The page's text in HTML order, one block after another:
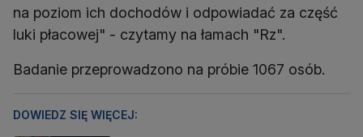
na poziom ich dochodów i odpowiadać za część
luki płacowej" - czytamy na łamach "Rz".
Badanie przeprowadzono na próbie 1067 osób.
DOWIEDZ SIĘ WIĘCEJ: